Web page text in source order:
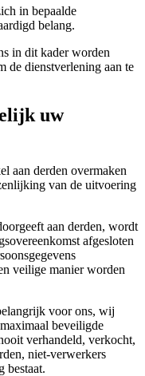
in bepaalde
belang.
in dit kader worden
de dienstverlening aan te
uw
aan derden overmaken
van de uitvoering
aan derden, wordt
afgesloten
veilige manier worden
voor ons, wij
beveiligde
verhandeld, verkocht,
niet-verwerkers
bestaat.